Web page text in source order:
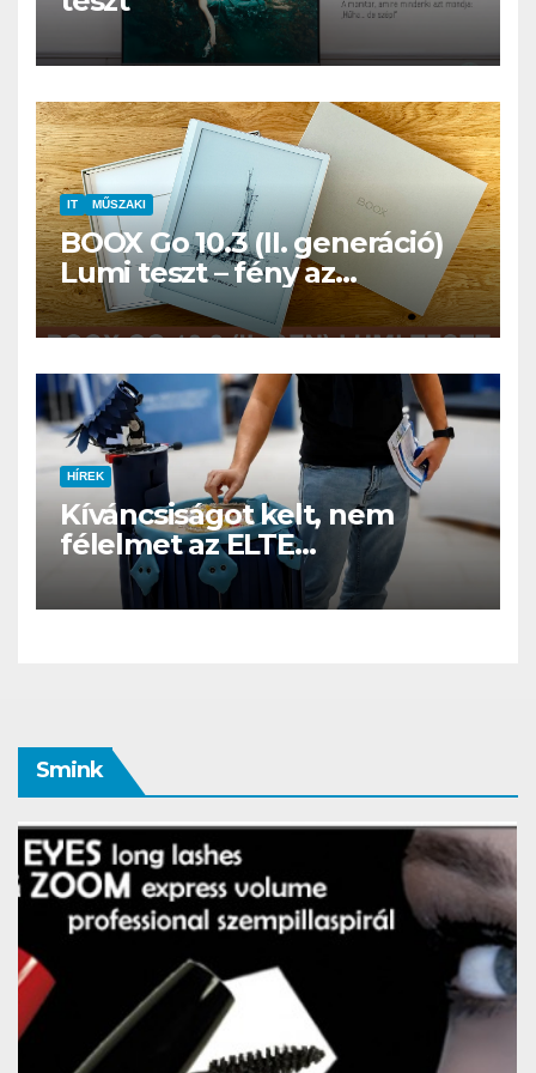
IT MŰSZAKI
BOOX Go 10.3 (II. generáció)
Lumi teszt – fény az
éjszakában, fél könyvtár a
családi csomagban
HÍREK
Kíváncsiságot kelt, nem
félelmet az ELTE
etológusainak felszolgáló
robotja
Smink